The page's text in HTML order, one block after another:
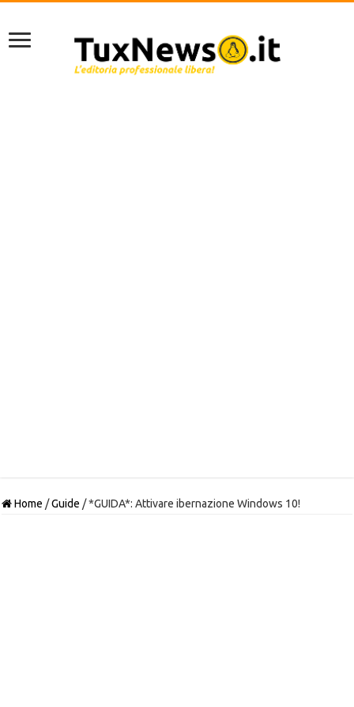
Home /Guide /*GUIDA*: Attivare ibernazione Windows 10!